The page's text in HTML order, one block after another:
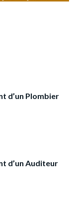
d’un Plombier
d’un Auditeur